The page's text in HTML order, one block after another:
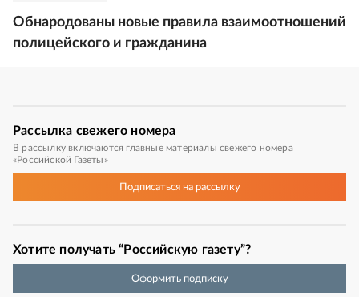
Обнародованы новые правила взаимоотношений
полицейского и гражданина
Рассылка свежего номера
В рассылку включаются главные материалы свежего номера
«Российской Газеты»
Подписатьсяна рассылку
Хотите получать “Российскую газету”?
Оформить подписку